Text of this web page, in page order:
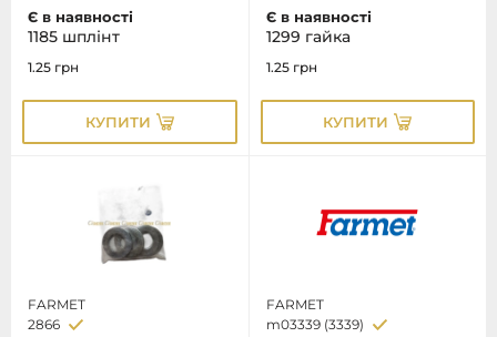
Є в наявності
1185 шплінт
1.25 грн
КУПИТИ
Є в наявності
1299 гайка
1.25 грн
КУПИТИ
FARMET
2866
FARMET
m03339 (3339)